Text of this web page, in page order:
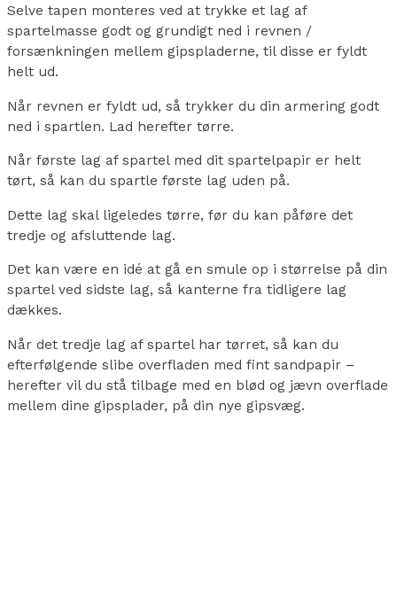
Selve tapen monteres ved at trykke et lag af
spartelmasse godt og grundigt ned i revnen /
forsænkningen mellem gipspladerne, til disse er fyldt
helt ud.
Når revnen er fyldt ud, så trykker du din armering godt
ned i spartlen. Lad herefter tørre.
Når første lag af spartel med dit spartelpapir er helt
tørt, så kan du spartle første lag uden på.
Dette lag skal ligeledes tørre, før du kan påføre det
tredje og afsluttende lag.
Det kan være en idé at gå en smule op i størrelse på din
spartel ved sidste lag, så kanterne fra tidligere lag
dækkes.
Når det tredje lag af spartel har tørret, så kan du
efterfølgende slibe overfladen med fint sandpapir –
herefter vil du stå tilbage med en blød og jævn overflade
mellem dine gipsplader, på din nye gipsvæg.